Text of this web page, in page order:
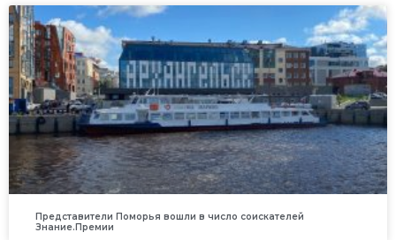
Представители Поморья вошли в число соискателей
Знание.Премии